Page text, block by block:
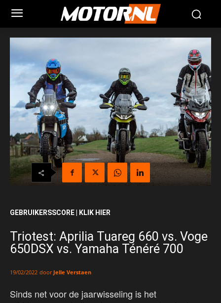
GEBRUIKERSSCORE | KLIK HIER
Triotest: Aprilia Tuareg 660 vs. Voge
650DSX vs. Yamaha Ténéré 700
19/02/2022 door Jelle Verstaen
Sinds net voor de jaarwisseling is het